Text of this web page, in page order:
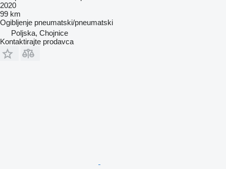
2020
99 km
Ogibljenje pneumatski/pneumatski
Poljska, Chojnice
Kontaktirajte prodavca